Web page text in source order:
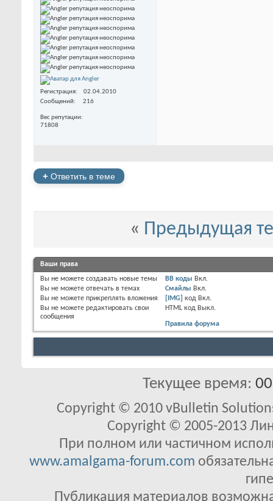
Регистрация
02.04.2010
Сообщений
216
Вес репутации
71808
+ Ответить в теме
« Предыдущая
Ваши права
Вы не можете создавать новые темы
Вы не можете отвечать в темах
Вы не можете прикреплять вложения
Вы не можете редактировать свои
сообщения
BB коды Вкл.
Смайлы Вкл.
[IMG] код Вкл.
HTML код Выкл.
Правила форума
Текущее время:
Copyright © 2010 vBulletin
Copyright © 2005-2013
При полном или частичном
www.amalgama-forum.com
Публикация материалов